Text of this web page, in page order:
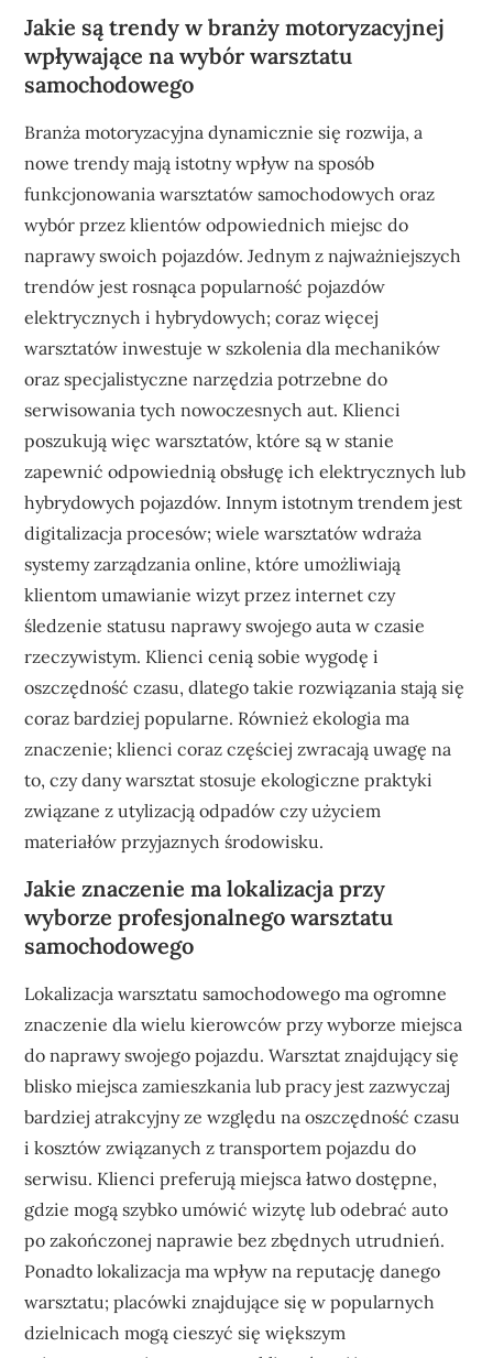
Jakie są trendy w branży motoryzacyjnej
wpływające na wybór warsztatu
samochodowego
Branża motoryzacyjna dynamicznie się rozwija, a
nowe trendy mają istotny wpływ na sposób
funkcjonowania warsztatów samochodowych oraz
wybór przez klientów odpowiednich miejsc do
naprawy swoich pojazdów. Jednym z najważniejszych
trendów jest rosnąca popularność pojazdów
elektrycznych i hybrydowych; coraz więcej
warsztatów inwestuje w szkolenia dla mechaników
oraz specjalistyczne narzędzia potrzebne do
serwisowania tych nowoczesnych aut. Klienci
poszukują więc warsztatów, które są w stanie
zapewnić odpowiednią obsługę ich elektrycznych lub
hybrydowych pojazdów. Innym istotnym trendem jest
digitalizacja procesów; wiele warsztatów wdraża
systemy zarządzania online, które umożliwiają
klientom umawianie wizyt przez internet czy
śledzenie statusu naprawy swojego auta w czasie
rzeczywistym. Klienci cenią sobie wygodę i
oszczędność czasu, dlatego takie rozwiązania stają się
coraz bardziej popularne. Również ekologia ma
znaczenie; klienci coraz częściej zwracają uwagę na
to, czy dany warsztat stosuje ekologiczne praktyki
związane z utylizacją odpadów czy użyciem
materiałów przyjaznych środowisku.
Jakie znaczenie ma lokalizacja przy
wyborze profesjonalnego warsztatu
samochodowego
Lokalizacja warsztatu samochodowego ma ogromne
znaczenie dla wielu kierowców przy wyborze miejsca
do naprawy swojego pojazdu. Warsztat znajdujący się
blisko miejsca zamieszkania lub pracy jest zazwyczaj
bardziej atrakcyjny ze względu na oszczędność czasu
i kosztów związanych z transportem pojazdu do
serwisu. Klienci preferują miejsca łatwo dostępne,
gdzie mogą szybko umówić wizytę lub odebrać auto
po zakończonej naprawie bez zbędnych utrudnień.
Ponadto lokalizacja ma wpływ na reputację danego
warsztatu; placówki znajdujące się w popularnych
dzielnicach mogą cieszyć się większym